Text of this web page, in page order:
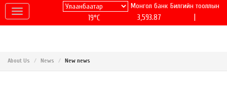
19°C
Монгол банк
3,593.87
Билгийн тооллын
About Us News New news